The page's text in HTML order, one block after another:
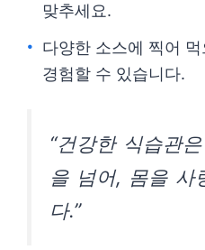
맞추세요.
다양한 소스에 찍어
경험할 수 있습니다.
“건강한 식습관
을 넘어, 몸을 사
다.”